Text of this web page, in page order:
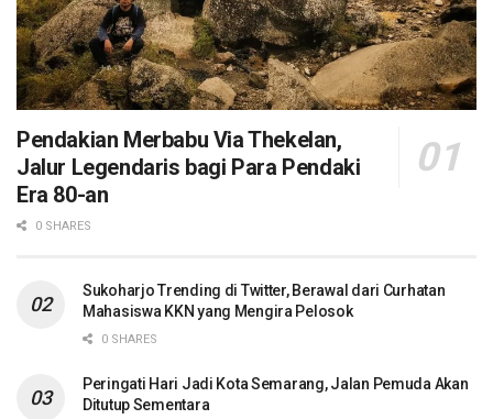
Pendakian Merbabu Via Thekelan,
Jalur Legendaris bagi Para Pendaki
Era 80-an
0 SHARES
Sukoharjo Trending di Twitter, Berawal dari Curhatan
Mahasiswa KKN yang Mengira Pelosok
0 SHARES
Peringati Hari Jadi Kota Semarang, Jalan Pemuda Akan
Ditutup Sementara